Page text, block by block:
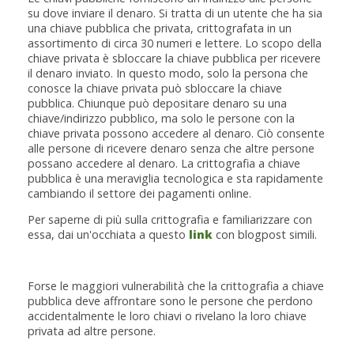
su dove inviare il denaro. Si tratta di un utente che ha sia
una chiave pubblica che privata, crittografata in un
assortimento di circa 30 numeri e lettere. Lo scopo della
chiave privata è sbloccare la chiave pubblica per ricevere
il denaro inviato. In questo modo, solo la persona che
conosce la chiave privata può sbloccare la chiave
pubblica. Chiunque può depositare denaro su una
chiave/indirizzo pubblico, ma solo le persone con la
chiave privata possono accedere al denaro. Ciò consente
alle persone di ricevere denaro senza che altre persone
possano accedere al denaro. La crittografia a chiave
pubblica è una meraviglia tecnologica e sta rapidamente
cambiando il settore dei pagamenti online.
Per saperne di più sulla crittografia e familiarizzare con
essa, dai un'occhiata a questo link con blogpost simili.
Forse le maggiori vulnerabilità che la crittografia a chiave
pubblica deve affrontare sono le persone che perdono
accidentalmente le loro chiavi o rivelano la loro chiave
privata ad altre persone.